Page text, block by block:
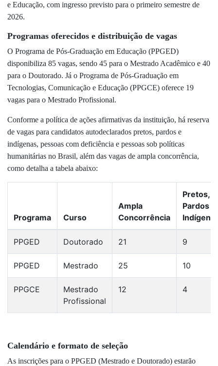
e Educação, com ingresso previsto para o primeiro semestre de
2026.
Programas oferecidos e distribuição de vagas
O Programa de Pós-Graduação em Educação (PPGED)
disponibiliza 85 vagas, sendo 45 para o Mestrado Acadêmico e 40
para o Doutorado. Já o Programa de Pós-Graduação em
Tecnologias, Comunicação e Educação (PPGCE) oferece 19
vagas para o Mestrado Profissional.
Conforme a política de ações afirmativas da instituição, há reserva
de vagas para candidatos autodeclarados pretos, pardos e
indígenas, pessoas com deficiência e pessoas sob políticas
humanitárias no Brasil, além das vagas de ampla concorrência,
como detalha a tabela abaixo:
Programa Curso
Ampla
Concorrência
Pretos,
Pardos e
PPGED Doutorado 21 9
PPGED Mestrado 25 10
PPGCE
Mestrado
Profissional
12 4
Calendário e formato de seleção
As inscrições para o PPGED (Mestrado e Doutorado) estarão